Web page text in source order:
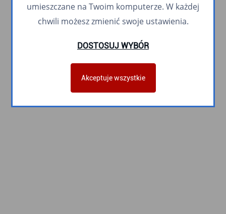
umieszczane na Twoim komputerze. W każdej
chwili możesz zmienić swoje ustawienia.
DOSTOSUJ WYBÓR
Akceptuje wszystkie